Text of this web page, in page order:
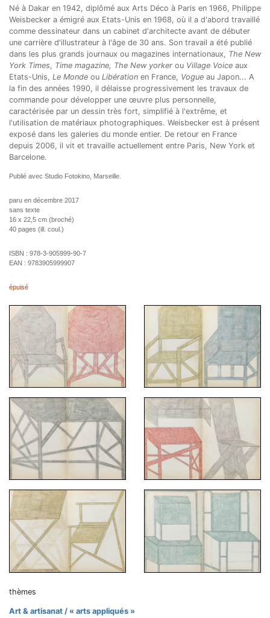
Né à Dakar en 1942, diplômé aux Arts Déco à Paris en 1966, Philippe
Weisbecker a émigré aux Etats-Unis en 1968, où il a d'abord travaillé
comme dessinateur dans un cabinet d'architecte avant de débuter
une carrière d'illustrateur à l'âge de 30 ans. Son travail a été publié
dans les plus grands journaux ou magazines internationaux, The New
York Times, Time magazine, The New yorker ou Village Voice aux
Etats-Unis, Le Monde ou Libération en France, Vogue au Japon... A
la fin des années 1990, il délaisse progressivement les travaux de
commande pour développer une œuvre plus personnelle,
caractérisée par un dessin très fort, simplifié à l'extrême, et
l'utilisation de matériaux photographiques. Weisbecker est à présent
exposé dans les galeries du monde entier. De retour en France
depuis 2006, il vit et travaille actuellement entre Paris, New York et
Barcelone.
Publié avec Studio Fotokino, Marseille.
paru en décembre 2017
sans texte
16 x 22,5 cm (broché)
40 pages (ill. coul.)
ISBN : 978-3-905999-90-7
EAN : 9783905999907
épuisé
thèmes
Art & artisanat / « arts appliqués »